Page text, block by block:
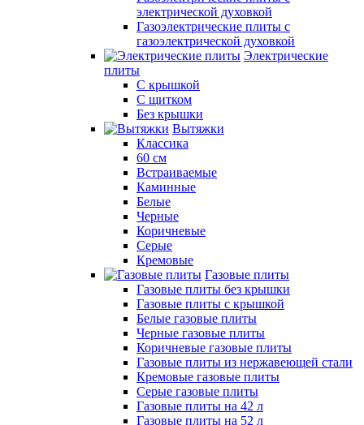
электрической духовкой
Газоэлектрические плиты с
газоэлектрической духовкой
Электрические
плиты
С крышкой
С щитком
Без крышки
Вытяжки
Классика
60 см
Встраиваемые
Каминные
Белые
Черные
Коричневые
Серые
Кремовые
Газовые плиты
Газовые плиты без крышки
Газовые плиты с крышкой
Белые газовые плиты
Черные газовые плиты
Коричневые газовые плиты
Газовые плиты из нержавеющей стали
Кремовые газовые плиты
Серые газовые плиты
Газовые плиты на 42 л
Газовые плиты на 52 л